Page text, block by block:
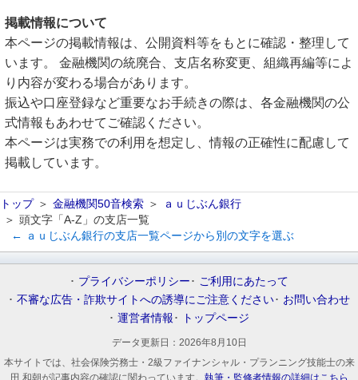
掲載情報について
本ページの掲載情報は、公開資料等をもとに確認・整理して
います。 金融機関の統廃合、支店名称変更、組織再編等によ
り内容が変わる場合があります。
振込や口座登録など重要なお手続きの際は、各金融機関の公
式情報もあわせてご確認ください。
本ページは実務での利用を想定し、情報の正確性に配慮して
掲載しています。
トップ 金融機関50音検索
ａｕじぶん銀行
頭文字「A-Z」の支店一覧
← ａｕじぶん銀行の支店一覧ページから別の文字を選ぶ
プライバシーポリシー
ご利用にあたって
不審な広告・詐欺サイトへの誘導にご注意ください
お問い合わせ
運営者情報
トップページ
データ更新日： 2026年8月10日
本サイトでは、社会保険労務士・2級ファイナンシャル・プランニング技能士の来
田 和朝が記事内容の確認に関わっています。 執筆・監修者情報の詳細はこちら